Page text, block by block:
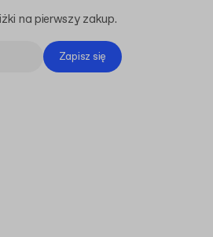
na pierwszy zakup.
Zapisz się